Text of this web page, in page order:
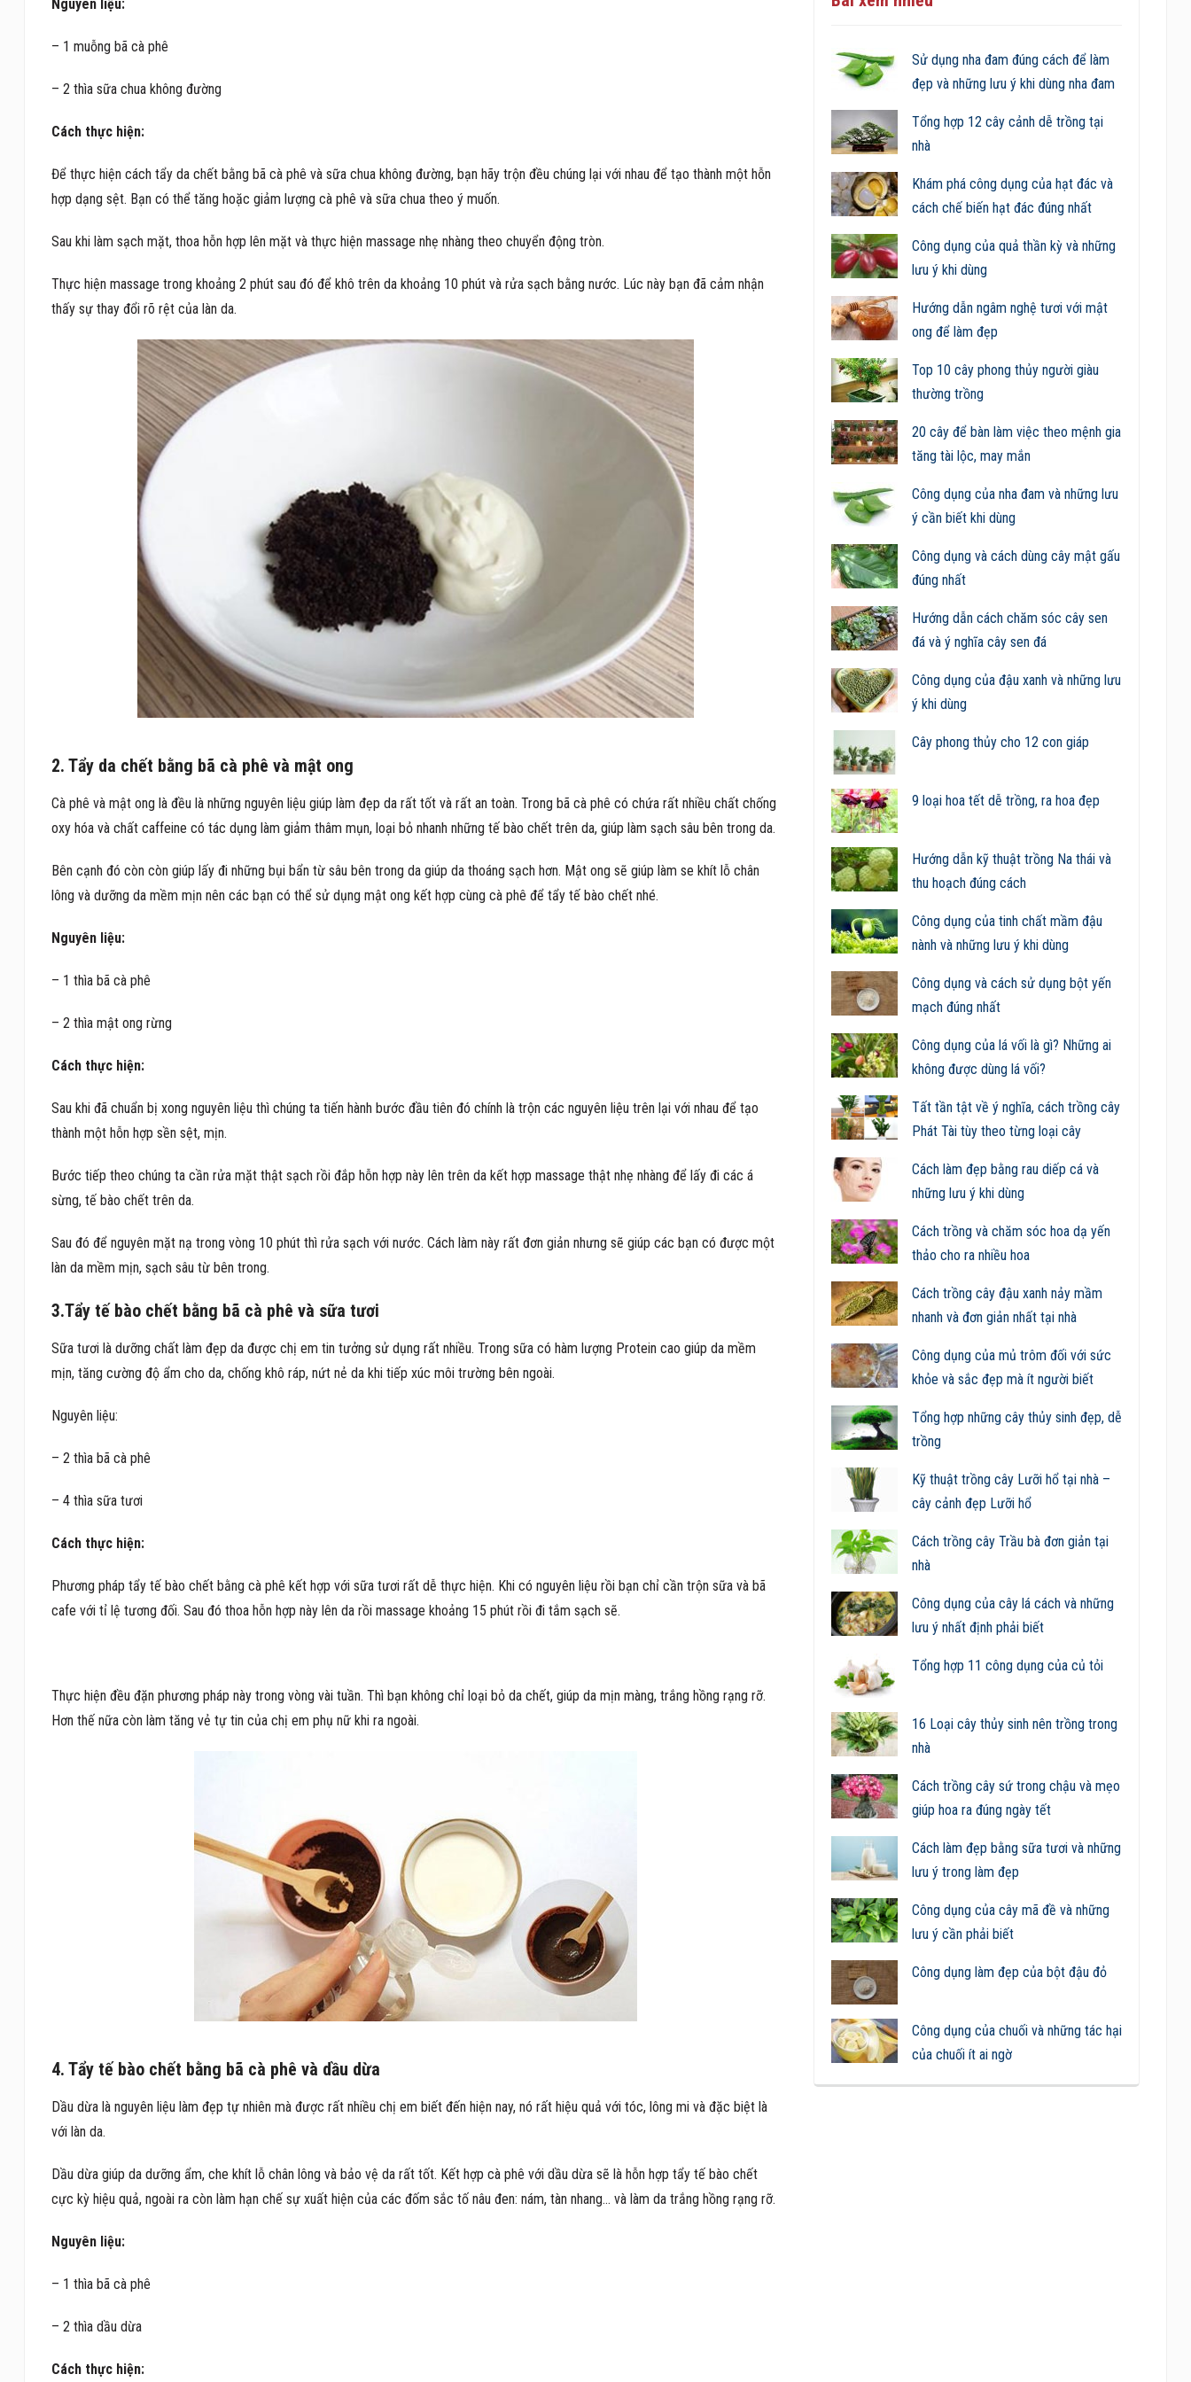
Nguyên liệu:
– 1 muỗng bã cà phê
– 2 thìa sữa chua không đường
Cách thực hiện:
Để thực hiện cách tẩy da chết bằng bã cà phê và sữa chua không đường, bạn hãy trộn đều chúng lại với nhau để tạo thành một hỗn
hợp dạng sệt. Bạn có thể tăng hoặc giảm lượng cà phê và sữa chua theo ý muốn.
Sau khi làm sạch mặt, thoa hỗn hợp lên mặt và thực hiện massage nhẹ nhàng theo chuyển động tròn.
Thực hiện massage trong khoảng 2 phút sau đó để khô trên da khoảng 10 phút và rửa sạch bằng nước. Lúc này bạn đã cảm nhận
thấy sự thay đổi rõ rệt của làn da.
2. Tẩy da chết bằng bã cà phê và mật ong
Cà phê và mật ong là đều là những nguyên liệu giúp làm đẹp da rất tốt và rất an toàn. Trong bã cà phê có chứa rất nhiều chất chống
oxy hóa và chất caffeine có tác dụng làm giảm thâm mụn, loại bỏ nhanh những tế bào chết trên da, giúp làm sạch sâu bên trong da.
Bên cạnh đó còn còn giúp lấy đi những bụi bẩn từ sâu bên trong da giúp da thoáng sạch hơn. Mật ong sẽ giúp làm se khít lỗ chân
lông và dưỡng da mềm mịn nên các bạn có thể sử dụng mật ong kết hợp cùng cà phê để tẩy tế bào chết nhé.
Nguyên liệu:
– 1 thìa bã cà phê
– 2 thìa mật ong rừng
Cách thực hiện:
Sau khi đã chuẩn bị xong nguyên liệu thì chúng ta tiến hành bước đầu tiên đó chính là trộn các nguyên liệu trên lại với nhau để tạo
thành một hỗn hợp sền sệt, mịn.
Bước tiếp theo chúng ta cần rửa mặt thật sạch rồi đắp hỗn hợp này lên trên da kết hợp massage thật nhẹ nhàng để lấy đi các á
sừng, tế bào chết trên da.
Sau đó để nguyên mặt nạ trong vòng 10 phút thì rửa sạch với nước. Cách làm này rất đơn giản nhưng sẽ giúp các bạn có được một
làn da mềm mịn, sạch sâu từ bên trong.
3.Tẩy tế bào chết bằng bã cà phê và sữa tươi
Sữa tươi là dưỡng chất làm đẹp da được chị em tin tưởng sử dụng rất nhiều. Trong sữa có hàm lượng Protein cao giúp da mềm
mịn, tăng cường độ ẩm cho da, chống khô ráp, nứt nẻ da khi tiếp xúc môi trường bên ngoài.
Nguyên liệu:
– 2 thìa bã cà phê
– 4 thìa sữa tươi
Cách thực hiện:
Phương pháp tẩy tế bào chết bằng cà phê kết hợp với sữa tươi rất dễ thực hiện. Khi có nguyên liệu rồi bạn chỉ cần trộn sữa và bã
cafe với tỉ lệ tương đối. Sau đó thoa hỗn hợp này lên da rồi massage khoảng 15 phút rồi đi tắm sạch sẽ.
Thực hiện đều đặn phương pháp này trong vòng vài tuần. Thì bạn không chỉ loại bỏ da chết, giúp da mịn màng, trắng hồng rạng rỡ.
Hơn thế nữa còn làm tăng vẻ tự tin của chị em phụ nữ khi ra ngoài.
4. Tẩy tế bào chết bằng bã cà phê và dầu dừa
Dầu dừa là nguyên liệu làm đẹp tự nhiên mà được rất nhiều chị em biết đến hiện nay, nó rất hiệu quả với tóc, lông mi và đặc biệt là
với làn da.
Dầu dừa giúp da dưỡng ẩm, che khít lỗ chân lông và bảo vệ da rất tốt. Kết hợp cà phê với dầu dừa sẽ là hỗn hợp tẩy tế bào chết
cực kỳ hiệu quả, ngoài ra còn làm hạn chế sự xuất hiện của các đốm sắc tố nâu đen: nám, tàn nhang… và làm da trắng hồng rạng rỡ.
Nguyên liệu:
– 1 thìa bã cà phê
– 2 thìa dầu dừa
Cách thực hiện:
Sử dụng nha đam đúng cách để làm
đẹp và những lưu ý khi dùng nha đam
Tổng hợp 12 cây cảnh dễ trồng tại
nhà
Khám phá công dụng của hạt đác và
cách chế biến hạt đác đúng nhất
Công dụng của quả thần kỳ và những
lưu ý khi dùng
Hướng dẫn ngâm nghệ tươi với mật
ong để làm đẹp
Top 10 cây phong thủy người giàu
thường trồng
20 cây để bàn làm việc theo mệnh gia
tăng tài lộc, may mắn
Công dụng của nha đam và những lưu
ý cần biết khi dùng
Công dụng và cách dùng cây mật gấu
đúng nhất
Hướng dẫn cách chăm sóc cây sen
đá và ý nghĩa cây sen đá
Công dụng của đậu xanh và những lưu
ý khi dùng
Cây phong thủy cho 12 con giáp
9 loại hoa tết dễ trồng, ra hoa đẹp
Hướng dẫn kỹ thuật trồng Na thái và
thu hoạch đúng cách
Công dụng của tinh chất mầm đậu
nành và những lưu ý khi dùng
Công dụng và cách sử dụng bột yến
mạch đúng nhất
Công dụng của lá vối là gì? Những ai
không được dùng lá vối?
Tất tần tật về ý nghĩa, cách trồng cây
Phát Tài tùy theo từng loại cây
Cách làm đẹp bằng rau diếp cá và
những lưu ý khi dùng
Cách trồng và chăm sóc hoa dạ yến
thảo cho ra nhiều hoa
Cách trồng cây đậu xanh nảy mầm
nhanh và đơn giản nhất tại nhà
Công dụng của mủ trôm đối với sức
khỏe và sắc đẹp mà ít người biết
Tổng hợp những cây thủy sinh đẹp, dễ
trồng
Kỹ thuật trồng cây Lưỡi hổ tại nhà –
cây cảnh đẹp Lưỡi hổ
Cách trồng cây Trầu bà đơn giản tại
nhà
Công dụng của cây lá cách và những
lưu ý nhất định phải biết
Tổng hợp 11 công dụng của củ tỏi
16 Loại cây thủy sinh nên trồng trong
nhà
Cách trồng cây sứ trong chậu và mẹo
giúp hoa ra đúng ngày tết
Cách làm đẹp bằng sữa tươi và những
lưu ý trong làm đẹp
Công dụng của cây mã đề và những
lưu ý cần phải biết
Công dụng làm đẹp của bột đậu đỏ
Công dụng của chuối và những tác hại
của chuối ít ai ngờ